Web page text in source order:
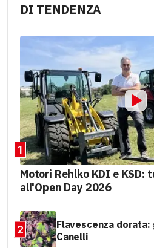
DI TENDENZA
1
Motori Rehlko KDI e
all'Open Day 2026
2
Flavescenza
Canelli